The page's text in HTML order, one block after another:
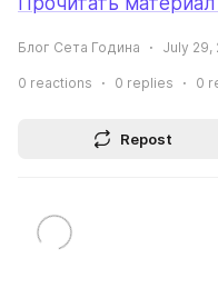
Блог Сета Година July 29,
0 reactions 0 replies 0
Repost